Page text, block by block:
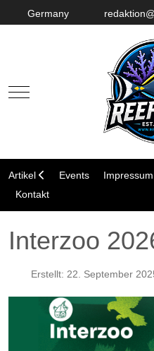
Germany
Mobile Menu Toggle
Artikel Events Impressum
Kontakt
Interzoo
Erstellt: 22. September